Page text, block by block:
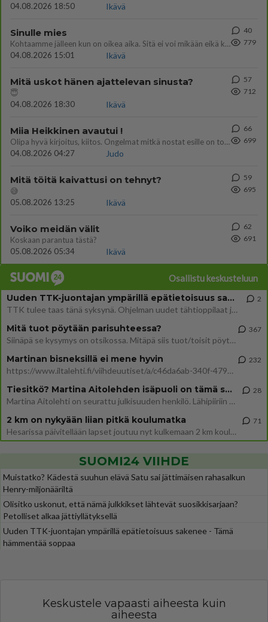
04.08.2026 18:50
Ikävä
Sinulle mies
Kohtaamme jälleen kun on oikea aika. Sitä ei voi mikään eikä kukaan estää <3 <3
04.08.2026 15:01
Ikävä
40
779
Mitä uskot hänen ajattelevan sinusta?
😇
04.08.2026 18:30
Ikävä
57
712
Miia Heikkinen avautui !
Olipa hyvä kirjoitus, kiitos. Ongelmat mitkä nostat esille on todellisia ja tämä ylimielisyys totta ja se näkyy kaikessa
04.08.2026 04:27
Judo
66
699
Mitä töitä kaivattusi on tehnyt?
😅
05.08.2026 13:25
Ikävä
59
695
Voiko meidän välit
Koskaan parantua tästä?
05.08.2026 05:34
Ikävä
62
691
Osallistu keskusteluun
Uuden TTK-juontajan ympärillä epätietoisuus sakenee - Nyt MTV hämmentää soppaa
TTK tulee taas tänä syksynä. Ohjelman uudet tähtioppilaat julkistetaan torstaina 6. elokuuta klo 14 alkavassa lehdistö
2
Mitä tuot pöytään parisuhteessa?
Siinäpä se kysymys on otsikossa. Mitäpä siis tuot/toisit pöytään parisuhteessa? Oletko mies vai nainen? Koetko sen mitä
367
Martinan bisneksillä ei mene hyvin
https://www.iltalehti.fi/viihdeuutiset/a/c46da6ab-340f-4790-aaa7-0865eed2336 Yrityksen konkurssihakemus on tullut kärä
232
Tiesitkö? Martina Aitolehden isäpuoli on tämä suosittu laulaja
Martina Aitolehti on seurattu julkisuuden henkilö. Lähipiiriin mahtuu muitakin tunnettuja henkilöitä. Tiesitkö, että Ma
28
2 km on nykyään liian pitkä koulumatka
Hesarissa päivitellään lapset joutuu nyt kulkemaan 2 km kouluun jösses. Ruostefillarilla tuo matka menee vaikka miten äk
71
SUOMI24 VIIHDE
Muistatko? Kädestä suuhun elävä Satu sai jättimäisen rahasalkun
Henry-miljonääriltä
Olisitko uskonut, että nämä julkkikset lähtevät suosikkisarjaan?
Petolliset alkaa jättiyllätyksellä
Uuden TTK-juontajan ympärillä epätietoisuus sakenee - Tämä
hämmentää soppaa
Keskustele vapaasti aiheesta kuin
aiheesta